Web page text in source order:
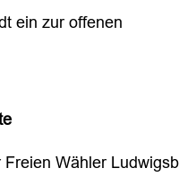
ein zur offenen
Wähler